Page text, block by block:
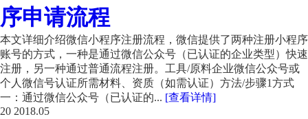
序申请流程
本文详细介绍微信小程序注册流程，微信提供了两种注册小程序
账号的方式，一种是通过微信公众号（已认证的企业类型）快速
注册，另一种通过普通流程注册。工具/原料企业微信公众号或
个人微信号认证所需材料、资质（如需认证）方法/步骤1方式
一：通过微信公众号（已认证的... [查看详情]
20 2018.05